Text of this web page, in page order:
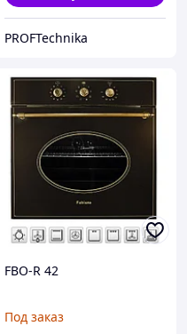
PROFTechnika
FBO-R 42
Под заказ